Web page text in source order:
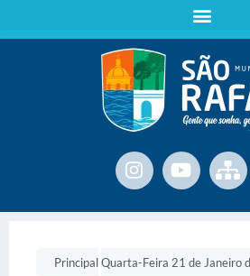
PrincipalQuarta-Feira 21 de Janeiro